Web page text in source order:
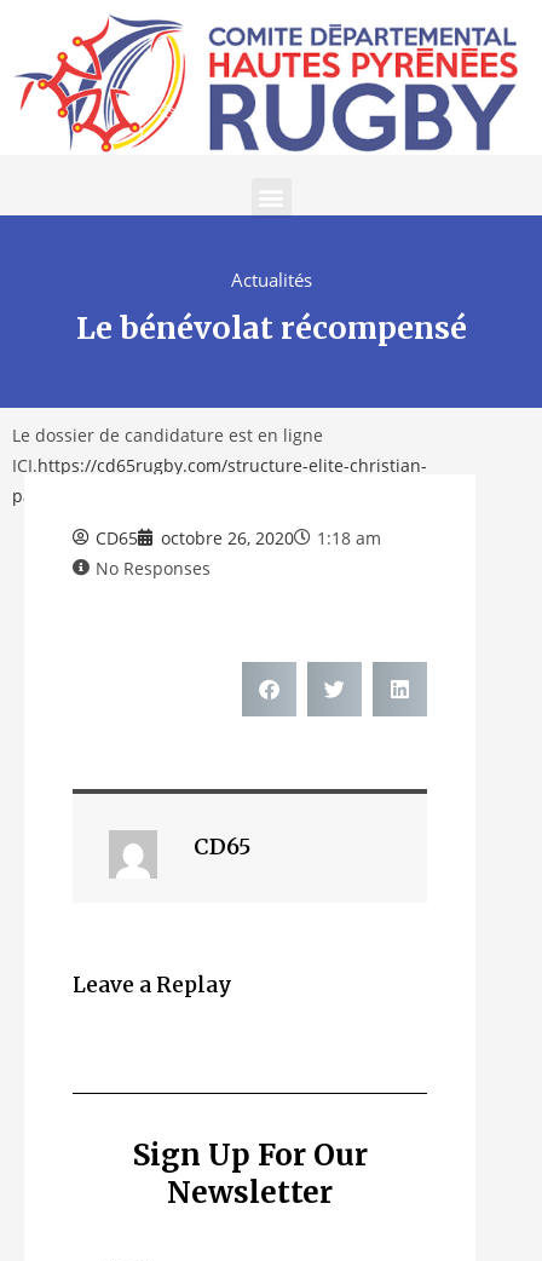
Actualités
Le bénévolat récompensé
Le dossier de candidature est en ligne
ICI.https://cd65rugby.com/structure-elite-christian-
paul/inscriptions-2026/
CD65
octobre 26, 2020
1:18 am
No Responses
CD65
Leave a Replay
Sign Up For Our
Newsletter